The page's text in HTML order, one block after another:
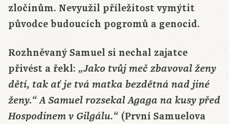
zločinům. Nevyužil příležitost vymýtit
původce budoucích pogromů a genocid.
Rozhněvaný Samuel si nechal zajatce
přivést a řekl: „Jako tvůj meč zbavoval ženy
dětí, tak ať je tvá matka bezdětná nad jiné
ženy.“ A Samuel rozsekal Agaga na kusy před
Hospodinem v Gilgálu.“ (První Samuelova